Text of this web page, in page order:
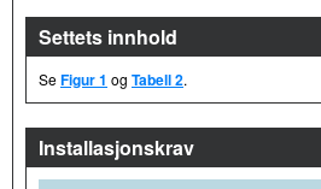
Settets innhold
SeFigur 1 og Tabell 2.
Installasjonskrav